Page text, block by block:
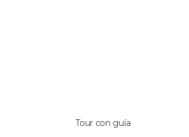
Tour con guía